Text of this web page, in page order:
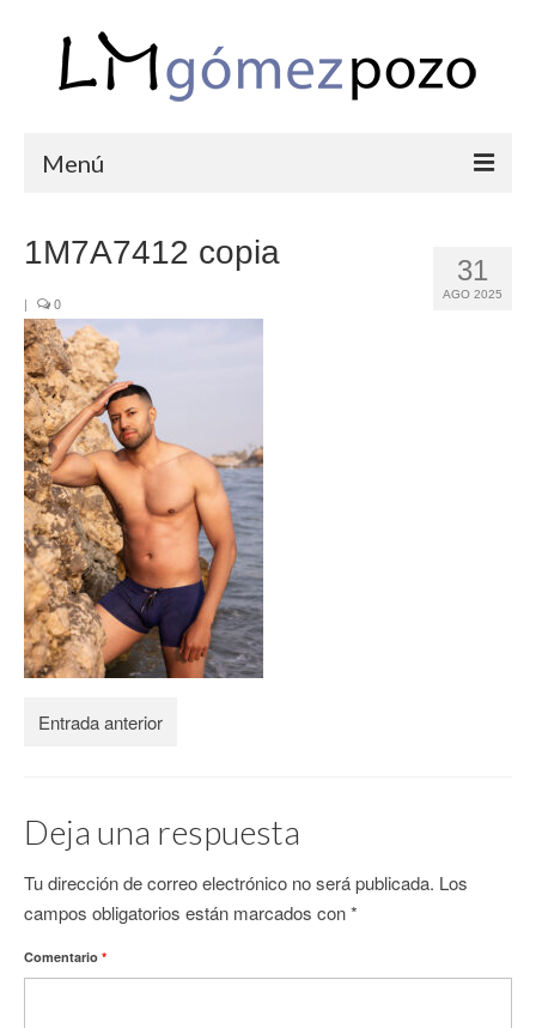
Menú
COMUNIONES
CORPORATIVAS
SEMANA SANTA
BLOG
SOBRE LM
CONTACTO
31
AGO 2025
1M7A7412 copia
| 0
Entrada anterior
Deja una respuesta
Tu dirección de correo electrónico no será publicada. Los
campos obligatorios están marcados con*
Comentario *